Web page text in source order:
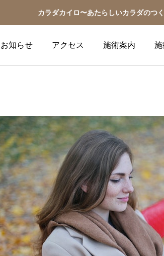
カラダカイロ〜あたらしいカラダのつ
お知らせ アクセス 施術案内 施